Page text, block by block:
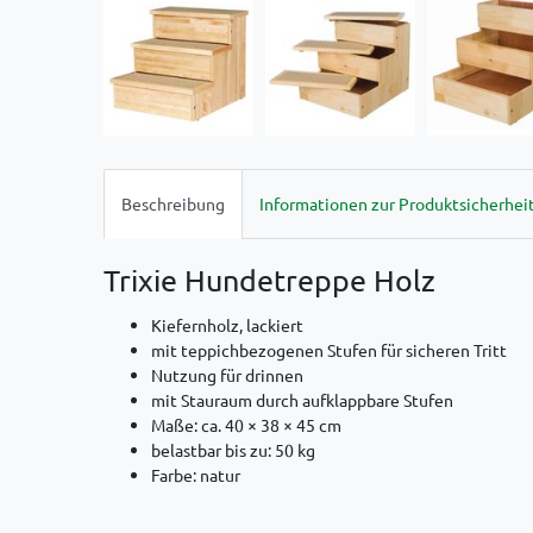
Beschreibung Informationen zur
Trixie Hundetreppe Holz
Kiefernholz, lackiert
mit teppichbezogenen Stufen für sicheren Tritt
Nutzung für drinnen
mit Stauraum durch aufklappbare Stufen
Maße: ca. 40 × 38 × 45 cm
belastbar bis zu: 50 kg
Farbe: natur